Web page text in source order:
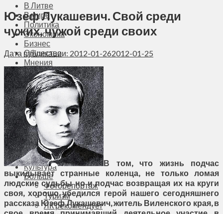
В Литве
В мире
Политика
Экономика
Бизнес
Общество
Мнения
Вильнюс
Клайпеда
Висагинас
Регионы
Соседи
Транспорт
Выбор читателей
Калейдоскоп
Армия
Сейм Литвы
Культура
Больше
Фоторепортаж
Туризм
ЛК рекомендует
Юзеф Лукашевич. Свой среди
чужих, чужой среди своих
Дата публикации: 2012-01-262012-01-25
В том, что жизнь подчас
выкидывает странные коленца, не только ломая
людские судьбы но и подчас возвращая их на круги
своя, хорошо убедился герой нашего сегодняшнего
рассказа Юзеф Лукашевич, житель Виленского края, в